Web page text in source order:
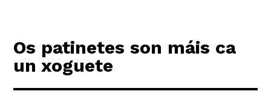
Os patinetes son máis ca
un xoguete